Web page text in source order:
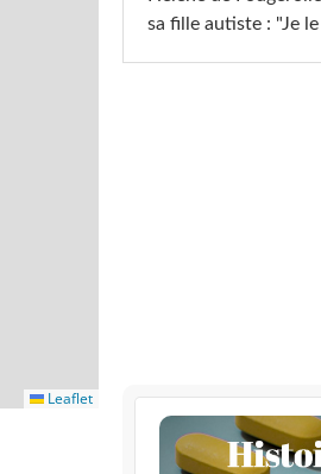
Leaflet
sa fille autiste : "Je